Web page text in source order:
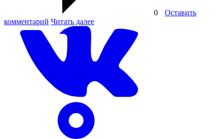
0
Оставить
комментарий Читать далее